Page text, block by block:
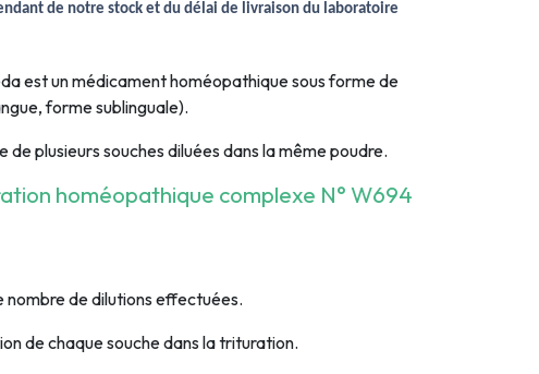
de notre stock et du délai de livraison du laboratoire
est un médicament homéopathique sous forme de
forme sublinguale).
plusieurs souches diluées dans la même poudre.
homéopathique complexe N° W694
nombre de dilutions effectuées.
de chaque souche dans la trituration.